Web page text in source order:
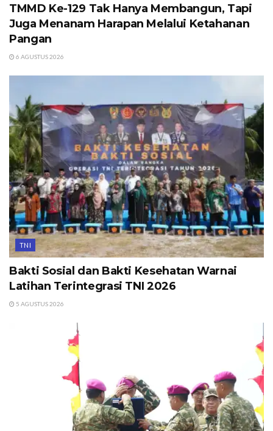
TMMD Ke-129 Tak Hanya Membangun, Tapi
Juga Menanam Harapan Melalui Ketahanan
Pangan
6 AGUSTUS 2026
TNI
Bakti Sosial dan Bakti Kesehatan Warnai
Latihan Terintegrasi TNI 2026
5 AGUSTUS 2026